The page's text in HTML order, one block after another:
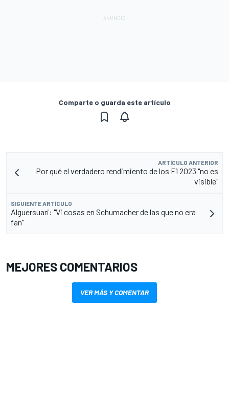
Comparte o guarda este artículo
ARTÍCULO ANTERIOR
Por qué el verdadero rendimiento de los F1 2023 "no es
visible"
SIGUIENTE ARTÍCULO
Alguersuari: "Vi cosas en Schumacher de las que no era
fan"
MEJORES COMENTARIOS
VER MÁS Y COMENTAR